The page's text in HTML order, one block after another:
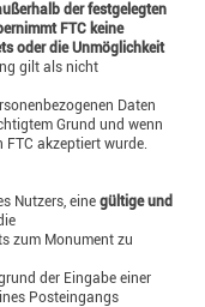
der festgelegten
FTC keine
oder die Unmöglichkeit
gilt als nicht
Daten
Grund und wenn
akzeptiert wurde.
Nutzers, eine gültige und
zum Monument zu
der Eingabe einer
Posteingangs